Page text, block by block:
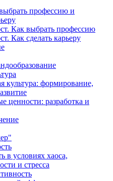
профессию и
Как выбрать профессию
Как сделать карьеру
культура: формирование,
ценности: разработка и
в условиях хаоса,
и стресса